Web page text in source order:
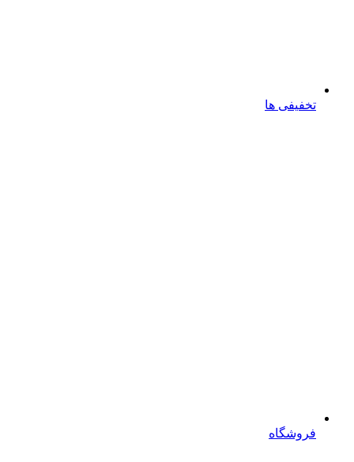
تخفیفی ها
فروشگاه